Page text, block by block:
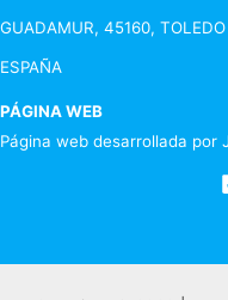
GUADAMUR, 45160, TOLEDO
ESPAÑA
PÁGINA WEB
Página web desarrollada por